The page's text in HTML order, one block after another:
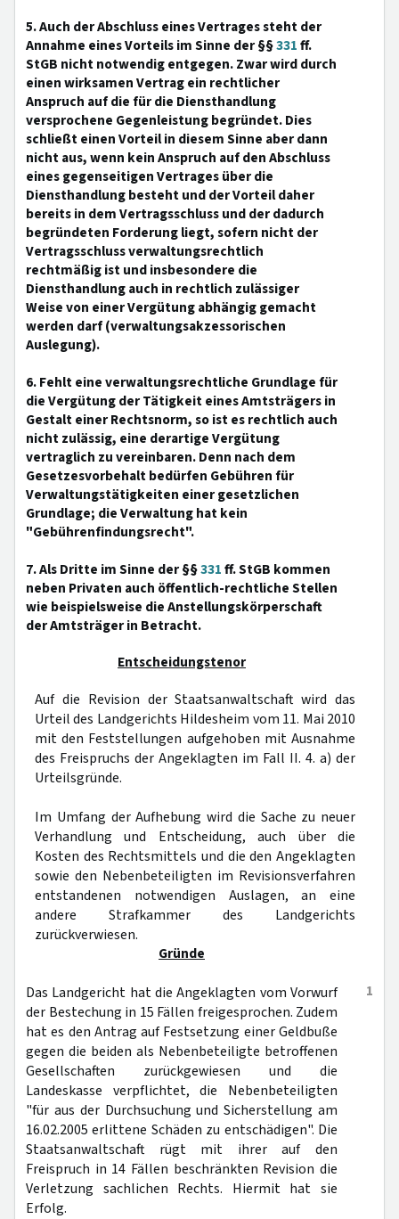
5. Auch der Abschluss eines Vertrages steht der
Annahme eines Vorteils im Sinne der §§331ff.
StGB nicht notwendig entgegen. Zwar wird durch
einen wirksamen Vertrag ein rechtlicher
Anspruch auf die für die Diensthandlung
versprochene Gegenleistung begründet. Dies
schließt einen Vorteil in diesem Sinne aber dann
nicht aus, wenn kein Anspruch auf den Abschluss
eines gegenseitigen Vertrages über die
Diensthandlung besteht und der Vorteil daher
bereits in dem Vertragsschluss und der dadurch
begründeten Forderung liegt, sofern nicht der
Vertragsschluss verwaltungsrechtlich
rechtmäßig ist und insbesondere die
Diensthandlung auch in rechtlich zulässiger
Weise von einer Vergütung abhängig gemacht
werden darf (verwaltungsakzessorischen
Auslegung).
6. Fehlt eine verwaltungsrechtliche Grundlage für
die Vergütung der Tätigkeit eines Amtsträgers in
Gestalt einer Rechtsnorm, so ist es rechtlich auch
nicht zulässig, eine derartige Vergütung
vertraglich zu vereinbaren. Denn nach dem
Gesetzesvorbehalt bedürfen Gebühren für
Verwaltungstätigkeiten einer gesetzlichen
Grundlage; die Verwaltung hat kein
"Gebührenfindungsrecht".
7. Als Dritte im Sinne der §§331ff. StGB kommen
neben Privaten auch öffentlich-rechtliche Stellen
wie beispielsweise die Anstellungskörperschaft
der Amtsträger in Betracht.
Entscheidungstenor
Auf die Revision der Staatsanwaltschaft wird das
Urteil des Landgerichts Hildesheim vom 11. Mai 2010
mit den Feststellungen aufgehoben mit Ausnahme
des Freispruchs der Angeklagten im Fall II. 4. a) der
Urteilsgründe.
Im Umfang der Aufhebung wird die Sache zu neuer
Verhandlung und Entscheidung, auch über die
Kosten des Rechtsmittels und die den Angeklagten
sowie den Nebenbeteiligten im Revisionsverfahren
entstandenen notwendigen Auslagen, an eine
andere Strafkammer des Landgerichts
zurückverwiesen.
Gründe
1
Das Landgericht hat die Angeklagten vom Vorwurf
der Bestechung in 15 Fällen freigesprochen. Zudem
hat es den Antrag auf Festsetzung einer Geldbuße
gegen die beiden als Nebenbeteiligte betroffenen
Gesellschaften zurückgewiesen und die
Landeskasse verpflichtet, die Nebenbeteiligten
"für aus der Durchsuchung und Sicherstellung am
16.02.2005 erlittene Schäden zu entschädigen". Die
Staatsanwaltschaft rügt mit ihrer auf den
Freispruch in 14 Fällen beschränkten Revision die
Verletzung sachlichen Rechts. Hiermit hat sie
Erfolg.